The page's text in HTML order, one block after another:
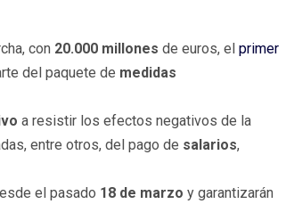
con 20.000 millones de euros, el primer
del paquete de medidas
a resistir los efectos negativos de la
entre otros, del pago de salarios,
el pasado 18 de marzo y garantizarán